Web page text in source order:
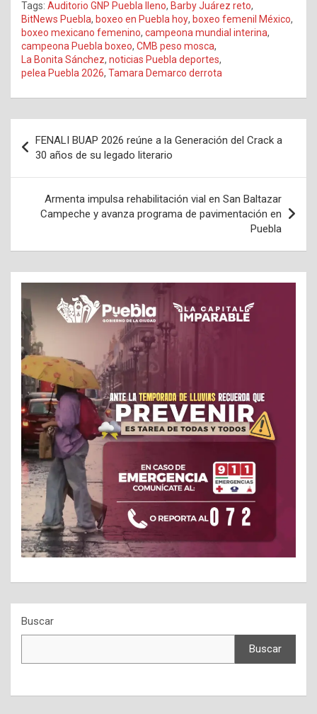
Tags: Auditorio GNP Puebla lleno, Barby Juárez reto,
BitNews Puebla, boxeo en Puebla hoy, boxeo femenil México,
boxeo mexicano femenino, campeona mundial interina,
campeona Puebla boxeo, CMB peso mosca,
La Bonita Sánchez, noticias Puebla deportes,
pelea Puebla 2026, Tamara Demarco derrota
de
entradas
FENALI BUAP 2026 reúne a la Generación del Crack a
30 años de su legado literario
Armenta impulsa rehabilitación vial en San Baltazar
Campeche y avanza programa de pavimentación en
Puebla
Buscar
Buscar